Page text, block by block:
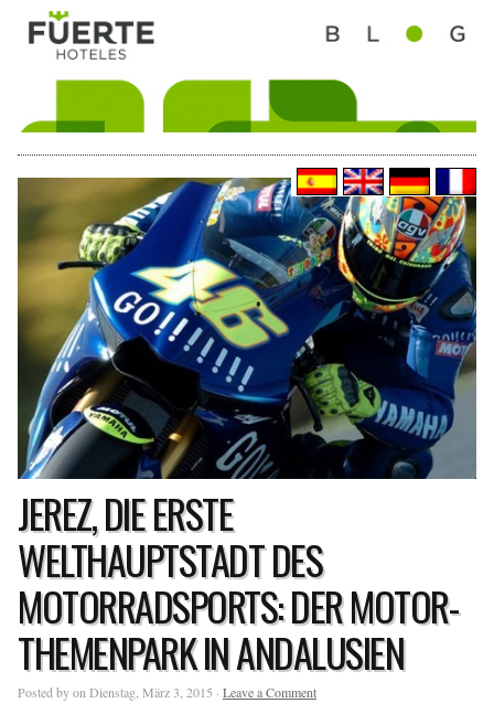
JEREZ, DIE ERSTE
WELTHAUPTSTADT DES
MOTORRADSPORTS: DER MOTOR-
THEMENPARK IN ANDALUSIEN
Posted by on Dienstag, März 3, 2015 · Leave a Comment